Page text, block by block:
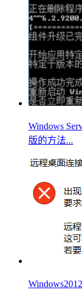
Windows
版的方法...